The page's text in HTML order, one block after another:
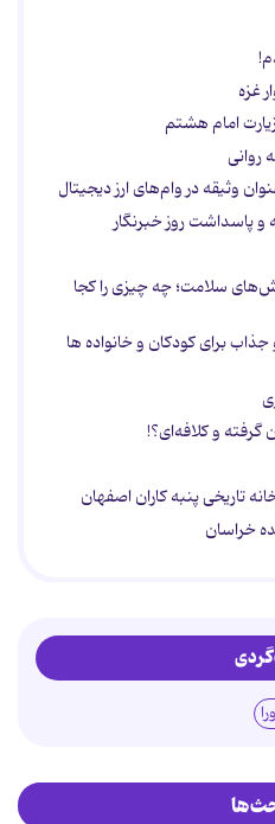
غزه
زیارت امام هشتم
روانی
وثیقه در وام‌های ارز دیجیتال
پاسداشت روز خبرنگار
سلامت؛ چه چیزی را کجا
برای کودکان و خانواده ها
گرفته و کلافه‌ای؟!
تاریخی پنبه کاران اصفهان
خراسان